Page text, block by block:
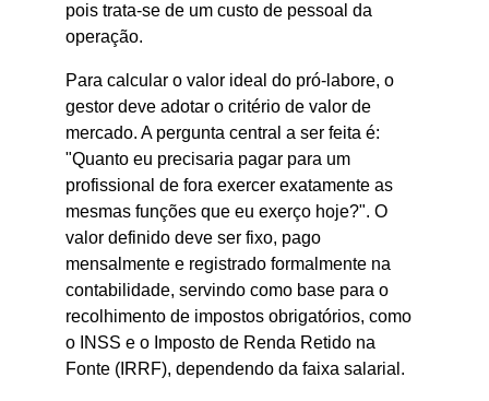
pois trata-se de um custo de pessoal da
operação.
Para calcular o valor ideal do pró-labore, o
gestor deve adotar o critério de valor de
mercado. A pergunta central a ser feita é:
"Quanto eu precisaria pagar para um
profissional de fora exercer exatamente as
mesmas funções que eu exerço hoje?". O
valor definido deve ser fixo, pago
mensalmente e registrado formalmente na
contabilidade, servindo como base para o
recolhimento de impostos obrigatórios, como
o INSS e o Imposto de Renda Retido na
Fonte (IRRF), dependendo da faixa salarial.